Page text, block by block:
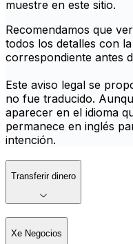
muestre en este sitio.
Recomendamos que
todos los detalles con
correspondiente antes
Este aviso legal se
no fue traducido.
aparecer en el idioma
permanece en inglés
intención.
Transferir dinero
Xe Negocios